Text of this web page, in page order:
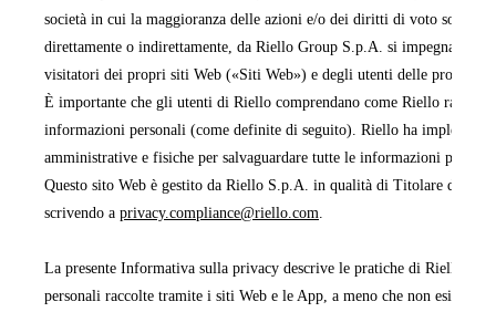
società in cui la maggioranza delle azioni e/o dei diritti di voto sono
direttamente o indirettamente, da Riello Group S.p.A. si impegnano a
visitatori dei propri siti Web («Siti Web») e degli utenti delle proprie
È importante che gli utenti di Riello comprendano come Riello
informazioni personali (come definite di seguito). Riello ha
amministrative e fisiche per salvaguardare tutte le informazioni
Questo sito Web è gestito da Riello S.p.A. in qualità di Titolare del
scrivendo a privacy.compliance@riello.com
La presente Informativa sulla privacy descrive le pratiche di Riello
personali raccolte tramite i siti Web e le App, a meno che non esista